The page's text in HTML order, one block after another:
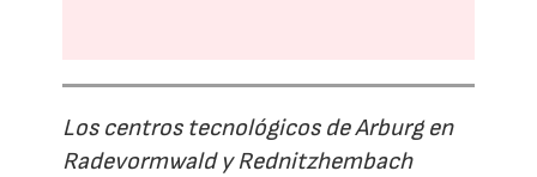
Los centros tecnológicos de Arburg en
Radevormwald y Rednitzhembach